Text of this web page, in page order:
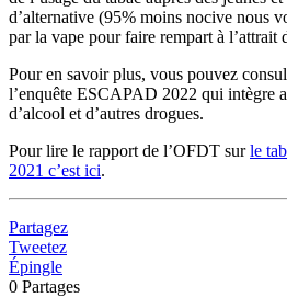
d’alternative (95% moins nocive nous
par la vape pour faire rempart à l’attrait
Pour en savoir plus, vous pouvez
l’enquête ESCAPAD 2022 qui intègre
d’alcool et d’autres drogues.
Pour lire le rapport de l’OFDT surle
2021 c’est ici.
Partagez
Tweetez
Épingle
0 Partages